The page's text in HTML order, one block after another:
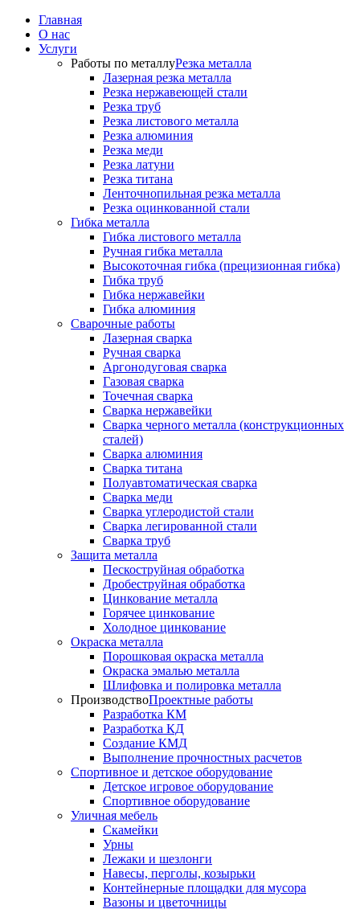
Главная
О нас
Услуги
Работы по металлуРезка металла
Лазерная резка металла
Резка нержавеющей стали
Резка труб
Резка листового металла
Резка алюминия
Резка меди
Резка латуни
Резка титана
Ленточнопильная резка металла
Резка оцинкованной стали
Гибка металла
Гибка листового металла
Ручная гибка металла
Высокоточная гибка (прецизионная гибка)
Гибка труб
Гибка нержавейки
Гибка алюминия
Сварочные работы
Лазерная сварка
Ручная сварка
Аргонодуговая сварка
Газовая сварка
Точечная сварка
Сварка нержавейки
Сварка черного металла (конструкционных
сталей)
Сварка алюминия
Сварка титана
Полуавтоматическая сварка
Сварка меди
Сварка углеродистой стали
Сварка легированной стали
Сварка труб
Защита металла
Пескоструйная обработка
Дробеструйная обработка
Цинкование металла
Горячее цинкование
Холодное цинкование
Окраска металла
Порошковая окраска металла
Окраска эмалью металла
Шлифовка и полировка металла
ПроизводствоПроектные работы
Разработка КМ
Разработка КД
Создание КМД
Выполнение прочностных расчетов
Спортивное и детское оборудование
Детское игровое оборудование
Спортивное оборудование
Уличная мебель
Скамейки
Урны
Лежаки и шезлонги
Навесы, перголы, козырьки
Контейнерные площадки для мусора
Вазоны и цветочницы